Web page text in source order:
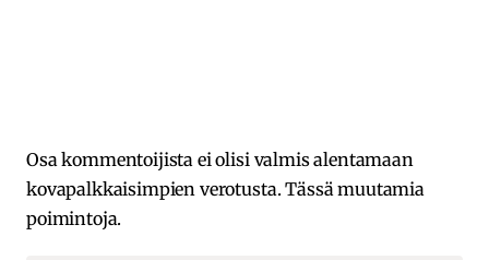
Osa kommentoijista ei olisi valmis alentamaan
kovapalkkaisimpien verotusta. Tässä muutamia
poimintoja.